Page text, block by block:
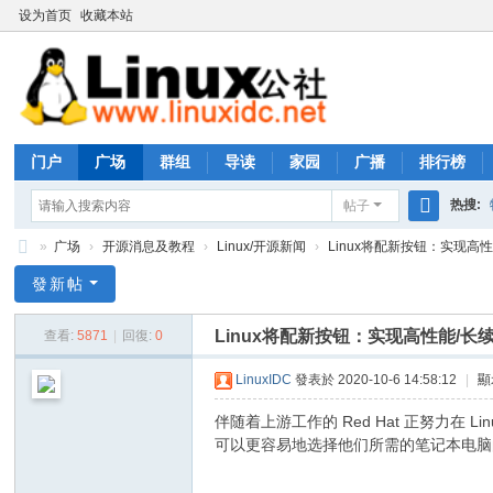
设为首页 收藏本站
门户 广场 群组 导读 家园 广播 排行榜
帖子
搜
热搜:
rhs333
nu
公
» 广场 › 开源消息及教程 › Linux/开源新闻 › Linux将配新按钮：实现高
發新帖
查看: 5871 回復: 0 Linux将配新按钮：实现高性能/长
LinuxIDC 發表於 2020-10-6 14:58:12
伴随着上游工作的 Red Hat 正努力在
可以更容易地选择他们所需的笔记本电